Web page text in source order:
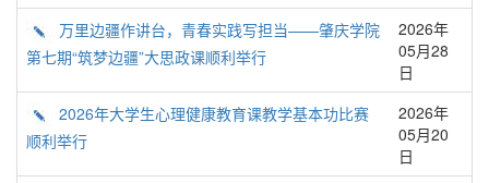
万里边疆作讲台，青春实践写担当——肇庆学院
第七期“筑梦边疆”大思政课顺利举行
2026年
05月28
日
2026年大学生心理健康教育课教学基本功比赛
顺利举行
2026年
05月20
日